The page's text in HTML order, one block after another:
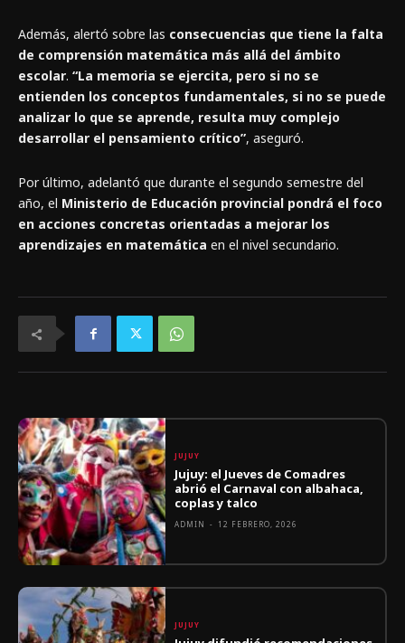
Además, alertó sobre las consecuencias que tiene la falta
de comprensión matemática más allá del ámbito
escolar. “La memoria se ejercita, pero si no se
entienden los conceptos fundamentales, si no se puede
analizar lo que se aprende, resulta muy complejo
desarrollar el pensamiento crítico”, aseguró.
Por último, adelantó que durante el segundo semestre del
año, el Ministerio de Educación provincial pondrá el foco
en acciones concretas orientadas a mejorar los
aprendizajes en matemática en el nivel secundario.
JUJUY
Jujuy: el Jueves de Comadres
abrió el Carnaval con albahaca,
coplas y talco
ADMIN - 12 FEBRERO, 2026
JUJUY